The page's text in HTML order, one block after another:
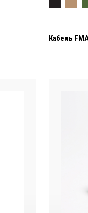
Кабель